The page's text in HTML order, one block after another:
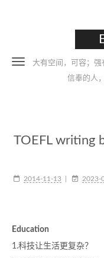
大有空间，可容；
信奉的人
TOEFL writing
2014-11-13 2023-
Education
1.科技让生活更复杂？